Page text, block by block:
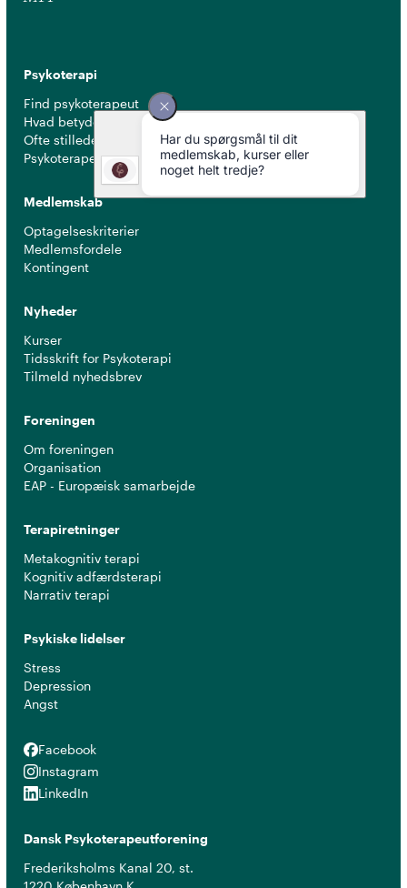
Psykoterapi
Find psykoterapeut
Hvad betyder titlen 'psykoterapeut MPF' ?
Ofte stillede spørgsmål
Psykoterapeuter nær dig
Medlemskab
Optagelseskriterier
Medlemsfordele
Kontingent
Nyheder
Kurser
Tidsskrift for Psykoterapi
Tilmeld nyhedsbrev
Foreningen
Om foreningen
Organisation
EAP - Europæisk samarbejde
Terapiretninger
Metakognitiv terapi
Kognitiv adfærdsterapi
Narrativ terapi
Psykiske lidelser
Stress
Depression
Angst
Facebook
Facebook
Instagram
Instagram
LinkedIn
LinkedIn
Dansk Psykoterapeutforening
Frederiksholms Kanal 20, st.